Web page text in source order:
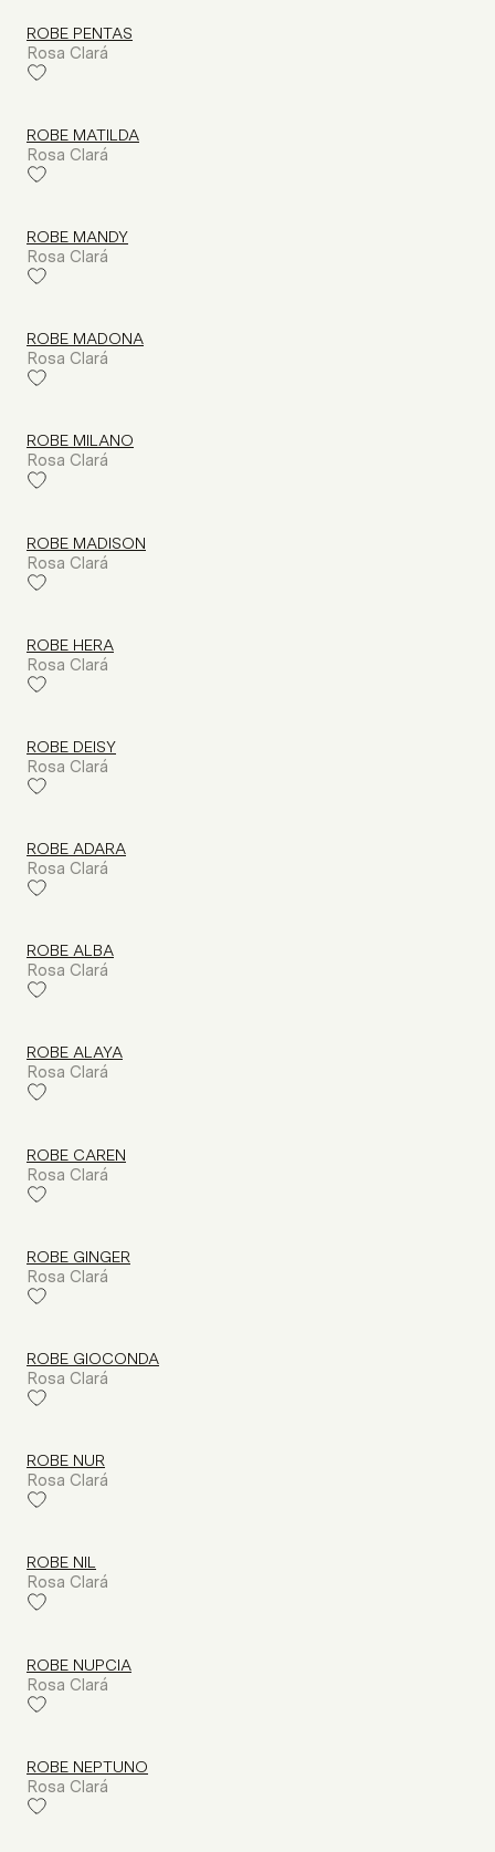
ROBE PENTAS
Rosa Clará
ROBE MATILDA
Rosa Clará
ROBE MANDY
Rosa Clará
ROBE MADONA
Rosa Clará
ROBE MILANO
Rosa Clará
ROBE MADISON
Rosa Clará
ROBE HERA
Rosa Clará
ROBE DEISY
Rosa Clará
ROBE ADARA
Rosa Clará
ROBE ALBA
Rosa Clará
ROBE ALAYA
Rosa Clará
ROBE CAREN
Rosa Clará
ROBE GINGER
Rosa Clará
ROBE GIOCONDA
Rosa Clará
ROBE NUR
Rosa Clará
ROBE NIL
Rosa Clará
ROBE NUPCIA
Rosa Clará
ROBE NEPTUNO
Rosa Clará